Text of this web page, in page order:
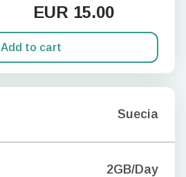
EUR 15.00
Add to cart
Suecia
2GB/Day